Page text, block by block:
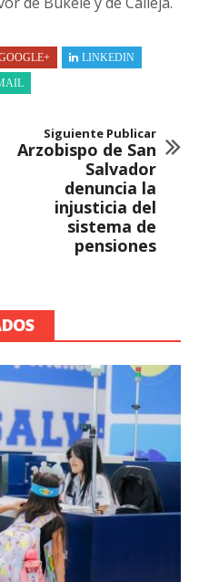
LINKEDIN
Siguiente Publicar
Arzobispo de San
Salvador
denuncia la
injusticia del
sistema de
pensiones